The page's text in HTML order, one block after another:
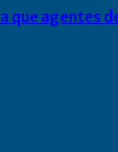
agentes